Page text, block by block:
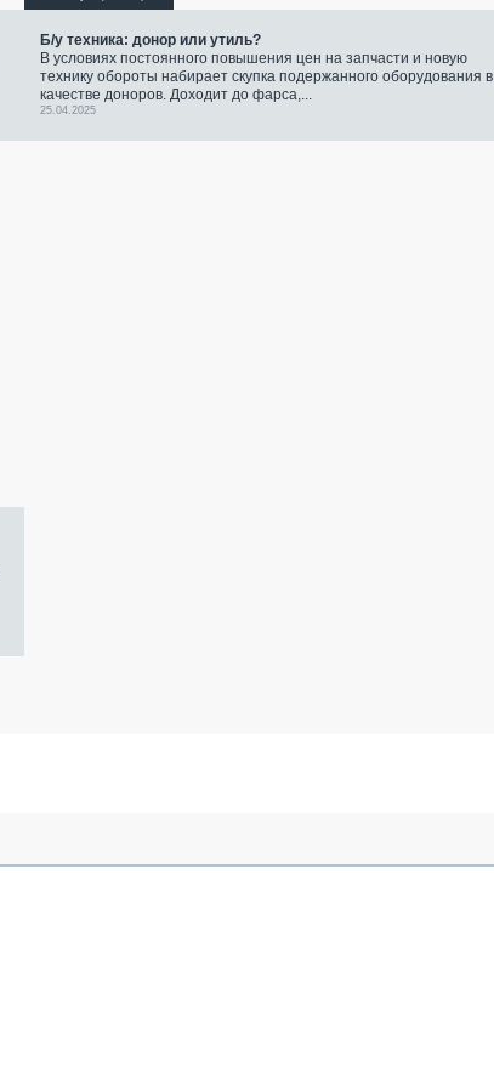
Б/у техника: донор или утиль?
В условиях постоянного повышения цен на запчасти и новую
технику обороты набирает скупка подержанного оборудования в
качестве доноров. Доходит до фарса,...
25.04.2025